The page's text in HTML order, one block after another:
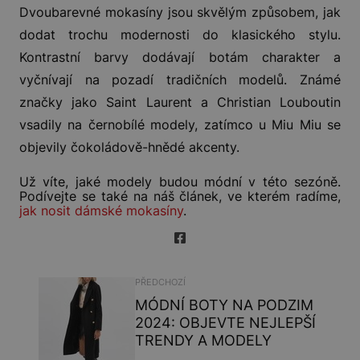
Dvoubarevné mokasíny jsou skvělým způsobem, jak
dodat trochu modernosti do klasického stylu.
Kontrastní barvy dodávají botám charakter a
vyčnívají na pozadí tradičních modelů. Známé
značky jako Saint Laurent a Christian Louboutin
vsadily na černobílé modely, zatímco u Miu Miu se
objevily čokoládově-hnědé akcenty.
Už víte, jaké modely budou módní v této sezóně.
Podívejte se také na náš článek, ve kterém radíme,
jak nosit dámské mokasíny.
PŘEDCHOZÍ
MÓDNÍ BOTY NA PODZIM
2024: OBJEVTE NEJLEPŠÍ
TRENDY A MODELY